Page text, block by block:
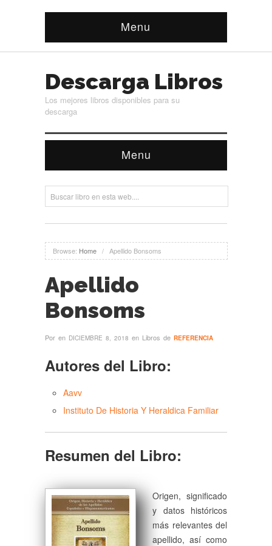
Menu
Descarga Libros
Los mejores libros disponibles para su
descarga
Menu
Browse: Home / Apellido Bonsoms
Apellido
Bonsoms
Por en DICIEMBRE 8, 2018 en Libros de REFERENCIA
Autores del Libro:
Aavv
Instituto De Historia Y Heraldica Familiar
Resumen del Libro:
Origen, significado
y datos históricos
más relevantes del
apellido, así como